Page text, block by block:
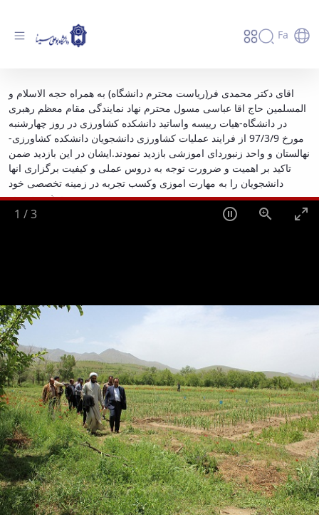
Fa
بازدیدریاست محترم دانشگاه از زنبورداری-
نهالستان و عملیات کشاورزی دانشجویان -
دانشگاه بوعلی سینا همدان
اقای دکتر محمدی فر(ریاست محترم دانشگاه) به همراه حجه الاسلام و
المسلمین حاج اقا عباسی مسول محترم نهاد نمایندگی مقام معظم رهبری
در دانشگاه-هیات رییسه واساتید دانشکده کشاورزی در روز چهارشنبه
مورخ 97/3/9 از فرایند عملیات کشاورزی دانشجویان دانشکده کشاورزی-
نهالستان و واحد زنبوردای اموزشی بازدید نمودند.ایشان در این بازدید ضمن
تاکید بر اهمیت و ضرورت توجه به دروس عملی و کیفیت برگزاری انها
دانشجویان را به مهارت اموزی وکسب تجربه در زمینه تخصصی خود
ترغیب نمودند.
2 /3